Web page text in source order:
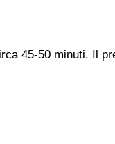
45-50 minuti. Il